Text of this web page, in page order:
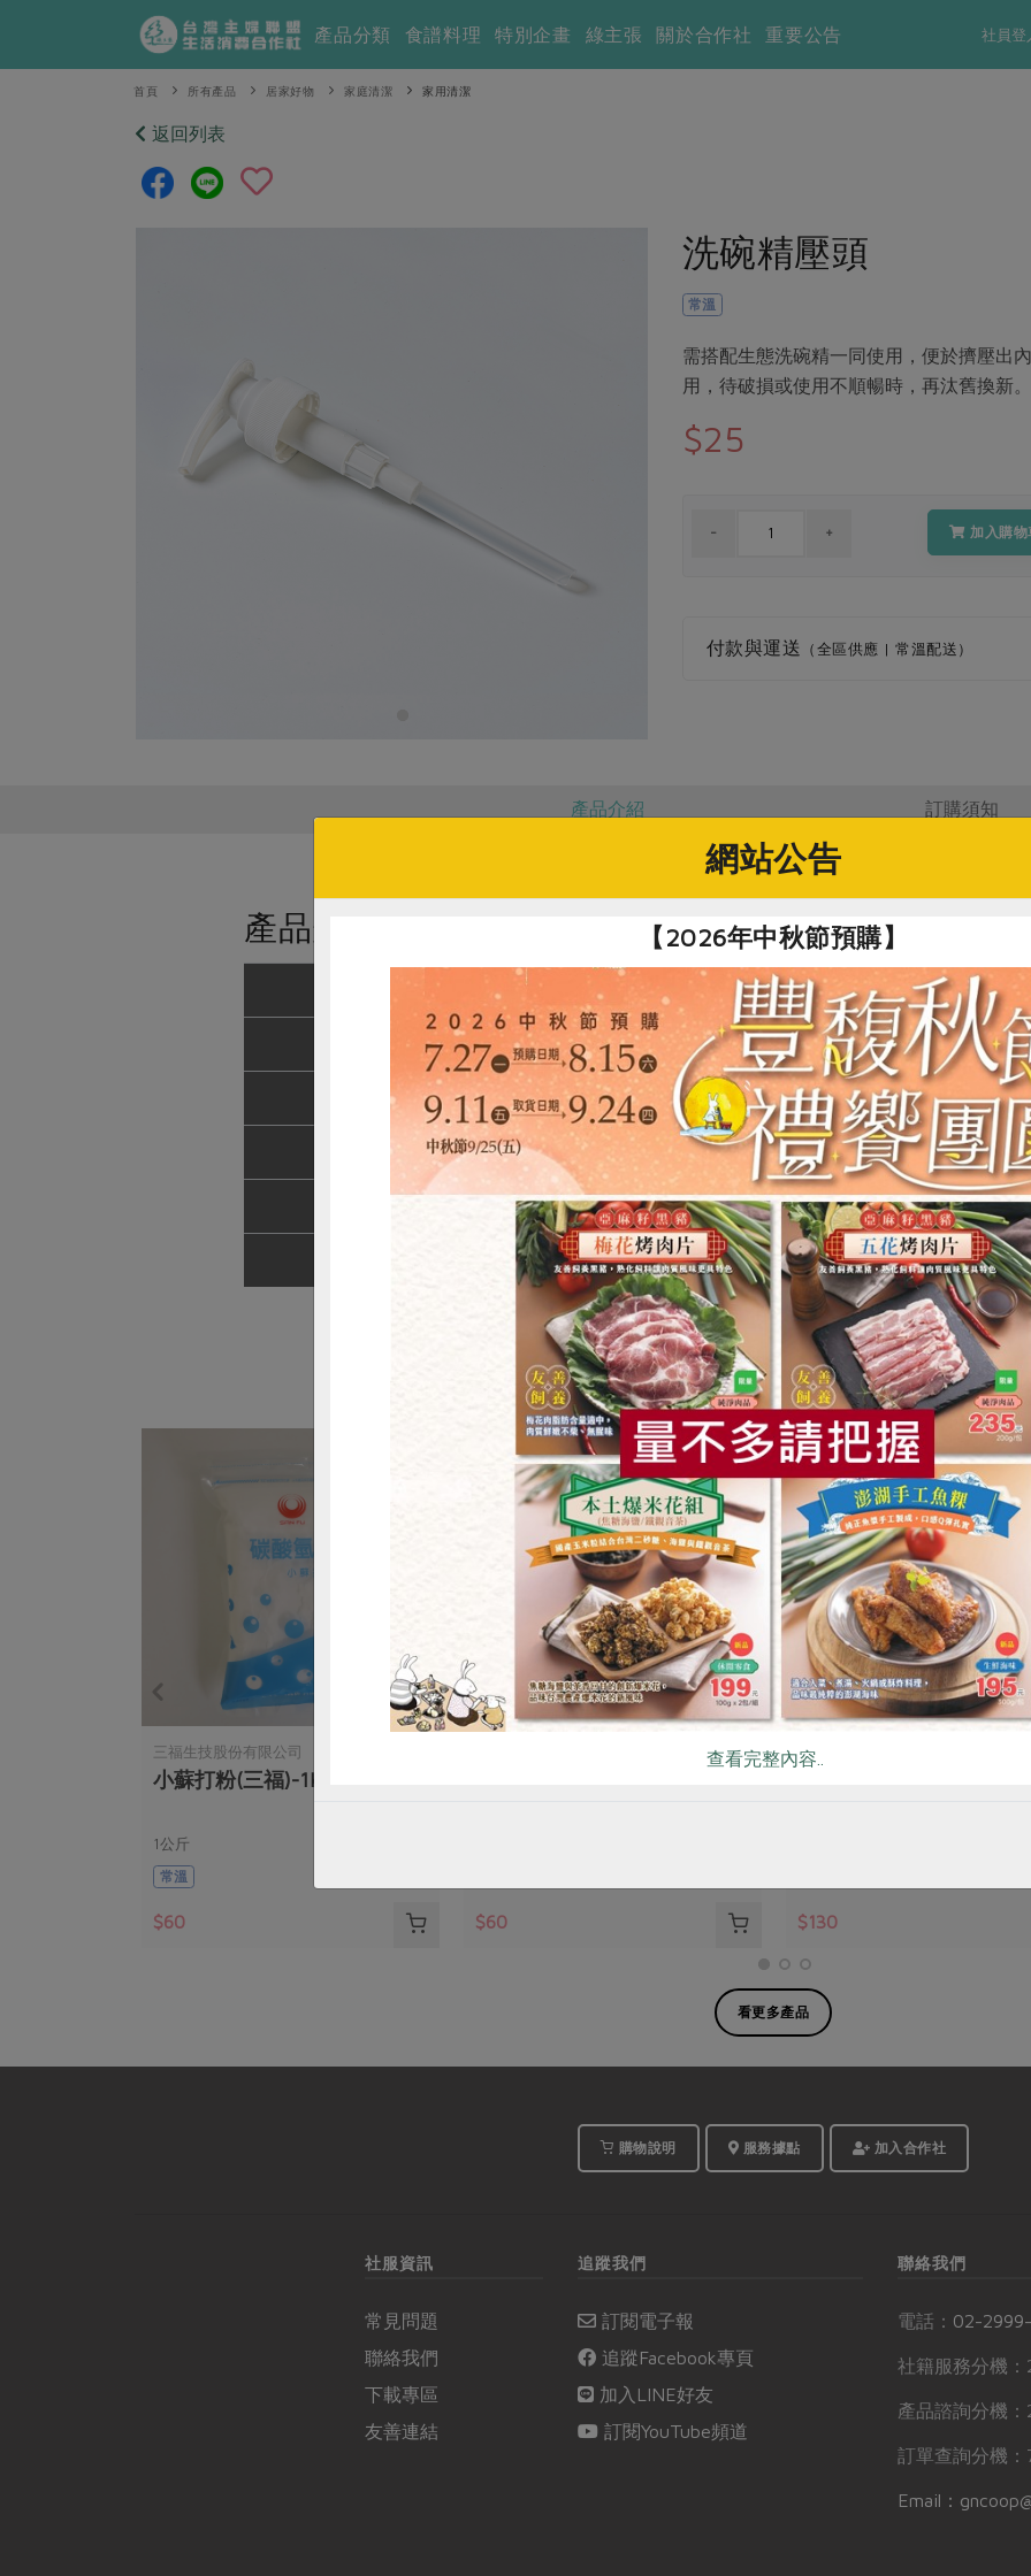
社員登
產品分類 食譜料理 特別企畫 綠主張 關於合作社 重要公告
首頁 所有產品 居家好物 家庭清潔 家用清潔
返回列表
洗碗精壓頭
常溫
需搭配生態洗碗精一同使用，便於擠壓出
用，待破損或使用不順暢時，再汰舊換新。
$25
加入購物
付款與運送 （全區供應 | 常溫配送）
產品介紹 訂購須知
產品規格(*為合作社指定原料)
洗碗精壓頭
農友/生產者 綠宣生技有限公司
產地/原產地 台灣
淨重/數量 1入
PP (外觀)、PE (吸管)、304不鏽鋼(彈簧+鋼珠)
綠主張生態洗碗精出料壓頭汰舊更換
你可能有興趣的產品
三福生技股份有限公司
小蘇打粉(三福)-1KG
1公斤
常溫
$60 $60
綠宣生技有限公司
$130
看更多產品
購物說明 服務據點 加入合作社
社服資訊
常見問題
聯絡我們
下載專區
友善連結
追蹤我們
訂閱電子報
追蹤Facebook專頁
加入LINE好友
訂閱YouTube頻道
聯絡我們
電話： 02-
社籍服務分機：
產品諮詢分機：
訂單查詢分機
Email：
惜食 RPET 食譜 減硝酸鹽 雞蛋 食安 共同
網站公告
【2026年中秋節預購】
查看完整內容..